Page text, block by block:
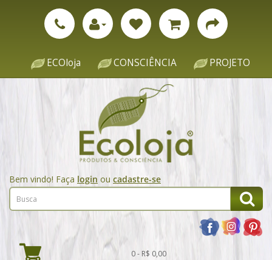
ECOloja CONSCIÊNCIA PROJETO
Bem vindo! Faça login ou cadastre-se
0 - R$ 0,00